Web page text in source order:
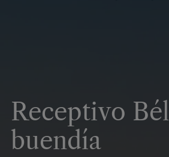
Receptivo
buendía